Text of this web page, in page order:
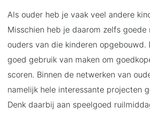
Als ouder heb je vaak veel andere
Misschien heb je daarom zelfs
ouders van die kinderen opgebouwd.
goed gebruik van maken om
scoren. Binnen de netwerken van
namelijk hele interessante projecten
Denk daarbij aan speelgoed